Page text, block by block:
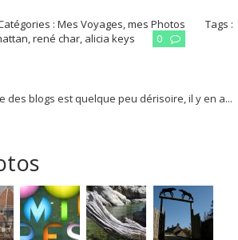
:Mes Voyages, mes Photos
Tags :
,rené char, alicia keys 0
des blogs est quelque peu dérisoire, il y en a...